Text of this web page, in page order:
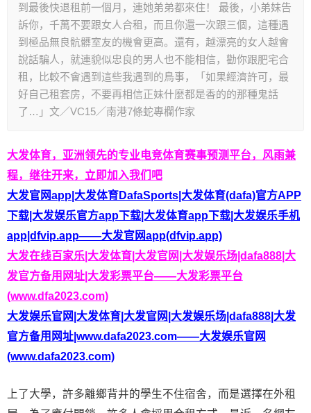
到最後快退租前一個月，連她弟弟都來住！ 最後，小弟妹告
訴你，千萬不要跟女人合租，而且你還一次跟三個，這種遇
到極品無良骯髒室友的機會更高。還有，越漂亮的女人越會
說話騙人，就連貌似忠良的男人也不能相信，勸你跟肥宅合
租，比較不會遇到這些我遇到的鳥事，「如果經濟許可，最
好自己租套房，不要再相信正妹什麼都是香的的那種鬼話
了…」文／VC15／南港7條蛇專欄作家
大发体育，亚洲领先的专业电竞体育赛事预测平台，风雨兼
程，继往开来，立即加入我们吧
大发官网app|大发体育DafaSports|大发体育(dafa)官方APP
下载|大发娱乐官方app下载|大发体育app下载|大发娱乐手机
app|dfvip.app——大发官网app(dfvip.app)
大发在线百家乐|大发体育|大发官网|大发娱乐场|dafa888|大
发官方备用网址|大发彩票平台——大发彩票平台
(www.dfa2023.com)
大发娱乐官网|大发体育|大发官网|大发娱乐场|dafa888|大发
官方备用网址|www.dafa2023.com——大发娱乐官网
(www.dafa2023.com)
上了大學，許多離鄉背井的學生不住宿舍，而是選擇在外租